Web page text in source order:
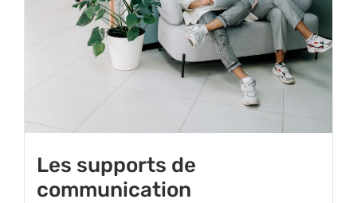
Les supports de
communication